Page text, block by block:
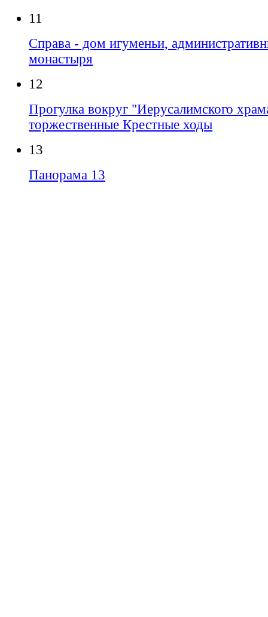
11
Справа - дом игуменьи,
монастыря
12
Прогулка вокруг "Иерусалимского
торжественные Крестные ходы
13
Панорама 13